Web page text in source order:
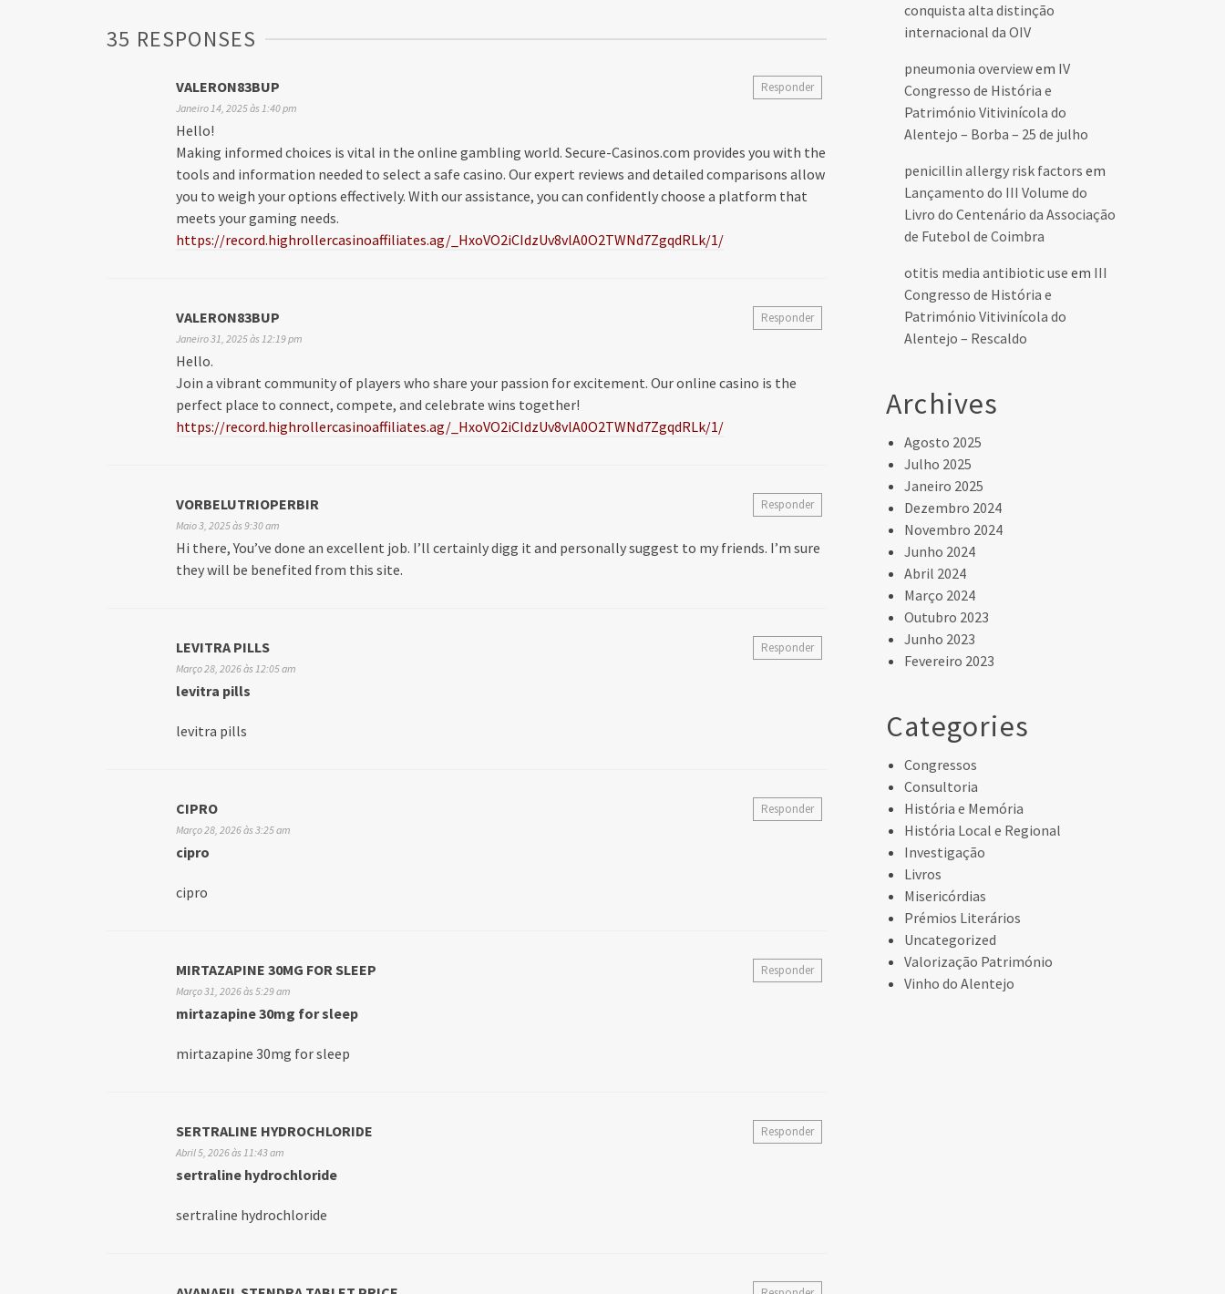
35 RESPONSES
VALERON83BUP
Janeiro 14, 2025 às 1:40 pm
Hello!
Making informed choices is vital in the online gambling world. Secure-Casinos.com provides you with the
tools and information needed to select a safe casino. Our expert reviews and detailed comparisons allow
you to weigh your options effectively. With our assistance, you can confidently choose a platform that
meets your gaming needs.
https://record.highrollercasinoaffiliates.ag/_HxoVO2iCIdzUv8vlA0O2TWNd7ZgqdRLk/1/
Responder
VALERON83BUP
Janeiro 31, 2025 às 12:19 pm
Hello.
Join a vibrant community of players who share your passion for excitement. Our online casino is the
perfect place to connect, compete, and celebrate wins together!
https://record.highrollercasinoaffiliates.ag/_HxoVO2iCIdzUv8vlA0O2TWNd7ZgqdRLk/1/
Responder
VORBELUTRIOPERBIR
Maio 3, 2025 às 9:30 am
Hi there, You’ve done an excellent job. I’ll certainly digg it and personally suggest to my friends. I’m sure
they will be benefited from this site.
Responder
LEVITRA PILLS
Março 28, 2026 às 12:05 am
levitra pills
levitra pills
Responder
CIPRO
Março 28, 2026 às 3:25 am
cipro
cipro
Responder
MIRTAZAPINE 30MG FOR SLEEP
Março 31, 2026 às 5:29 am
mirtazapine 30mg for sleep
mirtazapine 30mg for sleep
Responder
SERTRALINE HYDROCHLORIDE
Abril 5, 2026 às 11:43 am
sertraline hydrochloride
sertraline hydrochloride
Responder
conquista alta distinção
internacional da OIV
pneumonia overviewem IV
Congresso de História e
Património Vitivinícola do
Alentejo – Borba – 25 de julho
penicillin allergy risk factors em
Lançamento do III Volume do
Livro do Centenário da Associação
de Futebol de Coimbra
otitis media antibiotic use em III
Congresso de História e
Património Vitivinícola do
Alentejo – Rescaldo
Archives
Agosto 2025
Julho 2025
Janeiro 2025
Dezembro 2024
Novembro 2024
Junho 2024
Abril 2024
Março 2024
Outubro 2023
Junho 2023
Fevereiro 2023
Categories
Congressos
Consultoria
História e Memória
História Local e Regional
Investigação
Livros
Misericórdias
Prémios Literários
Uncategorized
Valorização Património
Vinho do Alentejo